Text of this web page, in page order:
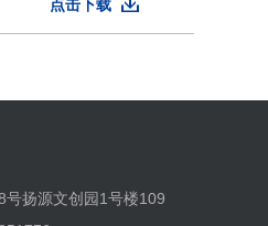
点击下载
号扬源文创园1号楼109